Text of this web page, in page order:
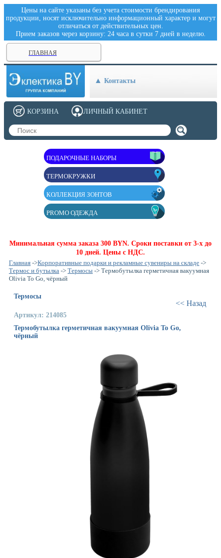
Цены на сайте указаны без учета стоимости брендирования
продукции, носят исключительно информационный характер и могут
отличаться от действительных цен.
Прием заказов через корзину: 24 часа в сутки 7 дней в неделю.
ГЛАВНАЯ
Контакты
ПОДАРОЧНЫЕ НАБОРЫ
ТЕРМОКРУЖКИ
КОЛЛЕКЦИЯ ЗОНТОВ
PROMO ОДЕЖДА
Минимальная сумма заказа 300 BYN. Сроки поставки от 3-х до
10 дней. Цены с НДС.
Главная ->Корпоративные подарки и рекламные сувениры на складе ->
Термос и бутылка -> Термосы -> Термобутылка герметичная вакуумная
Olivia To Go, чёрный
<< Назад
Термосы
Артикул: 214085
Термобутылка герметичная вакуумная Olivia To Go,
чёрный
ЛИЧНЫЙ КАБИНЕТ
КОРЗИНА